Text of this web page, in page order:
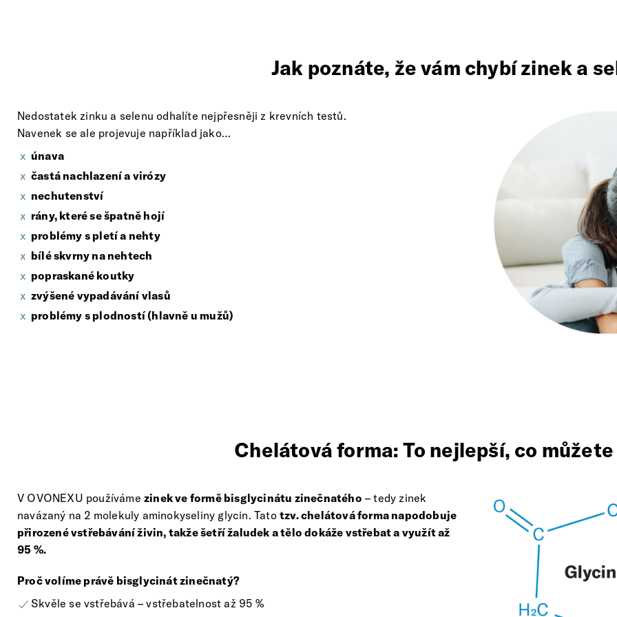
Jak poznáte, že vám chybí zinek a
Nedostatek zinku a selenu odhalíte nejpřesněji z krevních testů.
Navenek se ale projevuje například jako…
únava
častá nachlazení a virózy
nechutenství
rány, které se špatně hojí
problémy s pletí a nehty
bílé skvrny na nehtech
popraskané koutky
zvýšené vypadávání vlasů
problémy s plodností (hlavně u mužů)
Chelátová forma: To nejlepší, co
V OVONEXU používáme zinek ve formě bisglycinátu zinečnatého – tedy zinek
navázaný na 2 molekuly aminokyseliny glycin. Tatotzv. chelátová forma napodobuje
přirozené vstřebávání živin, takže šetří žaludek a tělo dokáže vstřebat a využít až
95 %.
Proč volíme právě bisglycinát zinečnatý?
Skvěle se vstřebává – vstřebatelnost až 95 %